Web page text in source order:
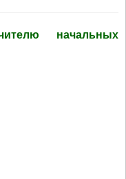
начальных